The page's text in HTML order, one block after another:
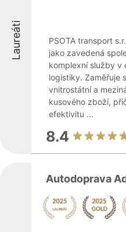
Laureáti
PSOTA transport
jako zavedená
komplexní služby v
logistiky. Zaměřuje
vnitrostátní a
kusového zboží,
efektivitu ...
8.4
Autodoprava